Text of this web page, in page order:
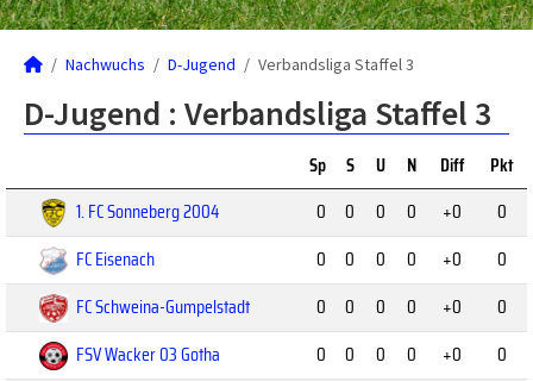
Nachwuchs D-Jugend Verbandsliga Staffel 3
D-Jugend : Verbandsliga Staffel 3
Sp S U N Diff
Pkt
1. FC Sonneberg 2004
0 0 0 0 +0
0
FC Eisenach
0 0 0 0 +0
0
FC Schweina-Gumpelstadt
0 0 0 0 +0
0
FSV Wacker 03 Gotha
0 0 0 0 +0
0